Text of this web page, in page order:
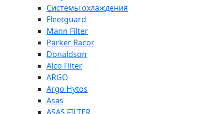
Системы охлаждения
Fleetguard
Mann Filter
Parker Racor
Donaldson
Alco Filter
ARGO
Argo Hytos
Asas